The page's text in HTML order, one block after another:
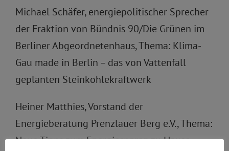
Michael Schäfer, energiepolitischer Sprecher
der Fraktion von Bündnis 90/Die Grünen im
Berliner Abgeordnetenhaus, Thema: Klima-
Gau made in Berlin – das von Vattenfall
geplanten Steinkohlekraftwerk
Heiner Matthies, Vorstand der
Energieberatung Prenzlauer Berg e.V., Thema:
Neue Tipps zum Energiesparen zu Hause